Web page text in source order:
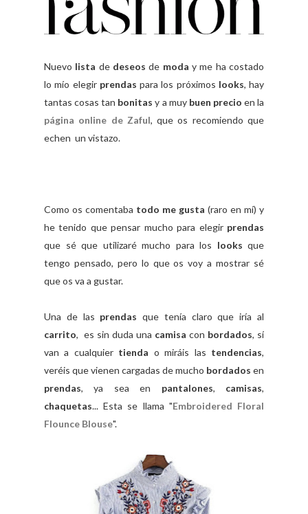
Nuevo lista de deseos de moda y me ha costado
lo mío elegir prendas para los próximos looks, hay
tantas cosas tan bonitasy a muybuen precio en la
página online de Zaful, que os recomiendo que
echen un vistazo.
Como os comentaba todo me gusta (raro en mí) y
he tenido que pensar mucho para elegirprendas
que sé que utilizaré mucho para los looks que
tengo pensado, pero lo que os voy a mostrar sé
que os va a gustar.
Una de las prendas que tenía claro que iría al
carrito, es sin duda una camisa con bordados, sí
van a cualquier tienda o miráis las tendencias,
veréis que vienen cargadas de mucho bordados en
prendas, ya sea en pantalones, camisas,
chaquetas... Esta se llama "Embroidered Floral
Flounce Blouse".